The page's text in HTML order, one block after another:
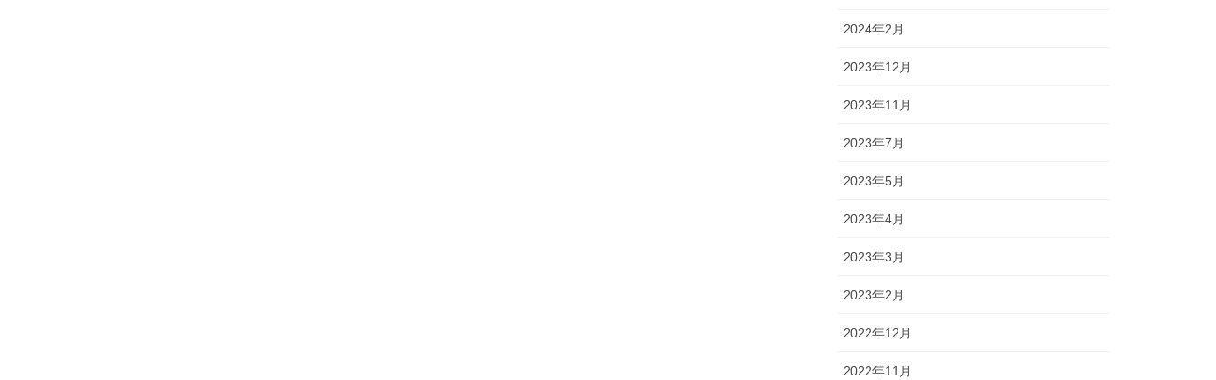
2024年2月
2023年12月
2023年11月
2023年7月
2023年5月
2023年4月
2023年3月
2023年2月
2022年12月
2022年11月